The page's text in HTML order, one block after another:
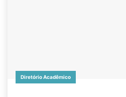
Diretório Acadêmico